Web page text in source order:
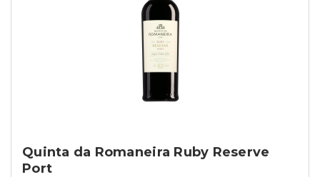
Quinta da Romaneira Ruby Reserve
Port